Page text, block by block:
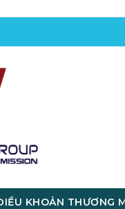
KHOẢN THƯƠNG